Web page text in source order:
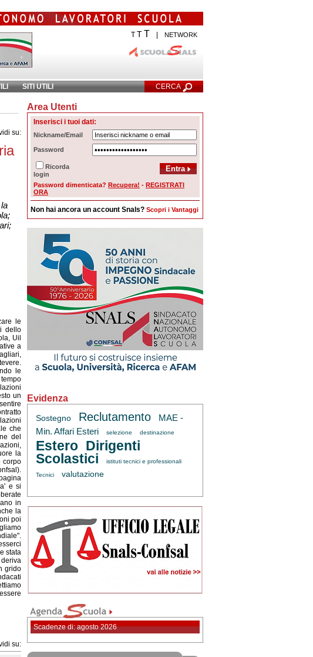
T TT NETWORK
SITI UTILI CERCA
Ricerca Avanzata
su:
le
dello
Uil
a
le
un
che
del
la
corpo
e si
in
la
poi
stata
grido
su:
Area Utenti
Inserisci i tuoi dati:
Nickname/Email
Password
Ricorda
login
Password dimenticata? Recupera! - REGISTRATI
ORA
Non hai ancora un account Snals? Scopri i Vantaggi
Evidenza
Sostegno Reclutamento
MAE -
Min. Affari Esteri
selezione destinazione
Estero Dirigenti
Scolastici
istituti tecnici e professionali
Tecnici valutazione
Scadenze di: agosto 2026